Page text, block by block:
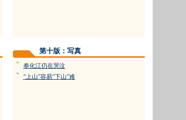
第十版：写真
= 奉化江仍在哭泣
= “上山”容易“下山”难